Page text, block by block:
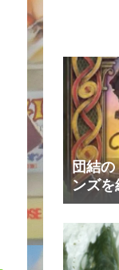
団結の
ンズ